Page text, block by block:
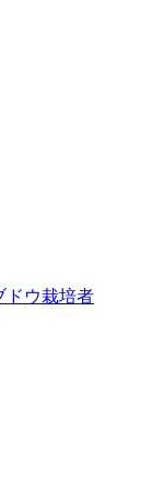
ドウ栽培者